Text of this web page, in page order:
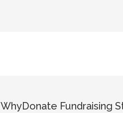
WhyDonate Fundraising